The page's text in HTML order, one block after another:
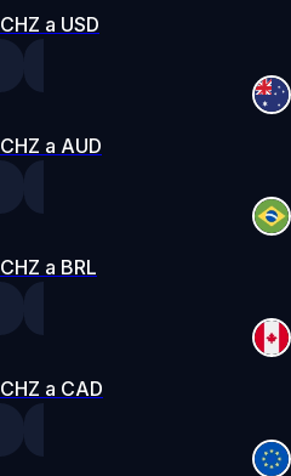
CHZ a USD
CHZ a AUD
CHZ a BRL
CHZ a CAD